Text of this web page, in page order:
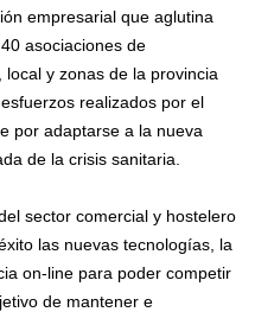
empresarial que aglutina
asociaciones de
y zonas de la provincia
realizados por el
por adaptarse a la nueva
de la crisis sanitaria.
sector comercial y hostelero
las nuevas tecnologías, la
on-line para poder competir
de mantener e